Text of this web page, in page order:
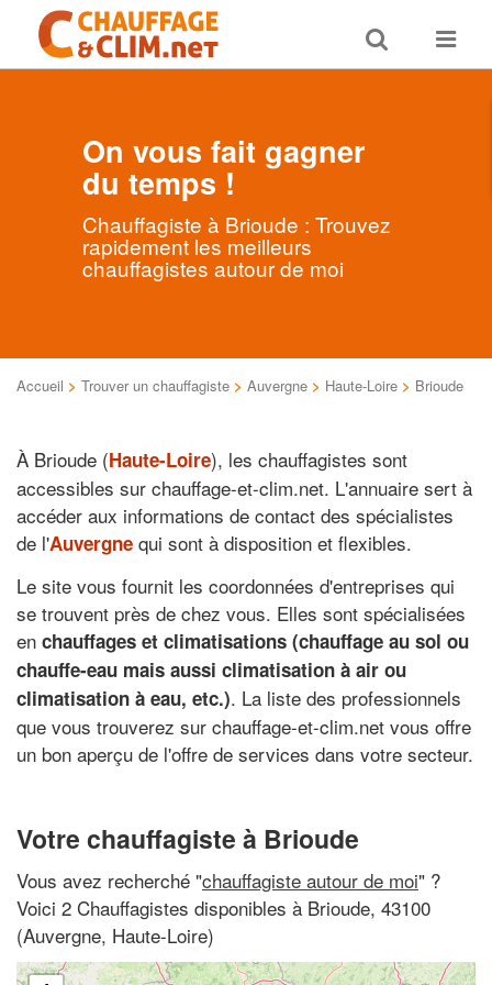
Toggle
search
Toggle
On vous fait gagner
du temps !
Chauffagiste à Brioude : Trouvez
rapidement les meilleurs
chauffagistes autour de moi
Accueil > Trouver un chauffagiste > Auvergne > Haute-Loire > Brioude
À Brioude (Haute-Loire), les chauffagistes sont
accessibles sur chauffage-et-clim.net. L'annuaire sert à
accéder aux informations de contact des spécialistes
de l'Auvergne qui sont à disposition et flexibles.
Le site vous fournit les coordonnées d'entreprises qui
se trouvent près de chez vous. Elles sont spécialisées
en chauffages et climatisations (chauffage au sol ou
chauffe-eau mais aussi climatisation à air ou
climatisation à eau, etc.). La liste des professionnels
que vous trouverez sur chauffage-et-clim.net vous offre
un bon aperçu de l'offre de services dans votre secteur.
Votre chauffagiste à Brioude
Vous avez recherché "chauffagiste autour de moi" ?
Voici 2 Chauffagistes disponibles à Brioude, 43100
(Auvergne, Haute-Loire)